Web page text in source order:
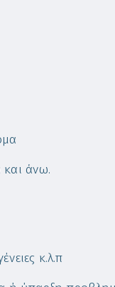
και άνω.
κ.λ.π